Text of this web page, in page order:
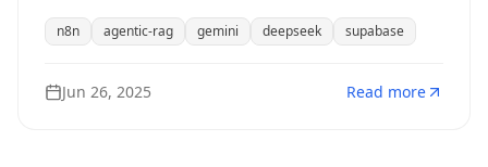
memutuskan sendiri kapan menggunakan
semantic search, SQL query, atau full document
akurat.
n8n agentic-rag gemini deepseek supabase
Jun 26, 2025 Read more